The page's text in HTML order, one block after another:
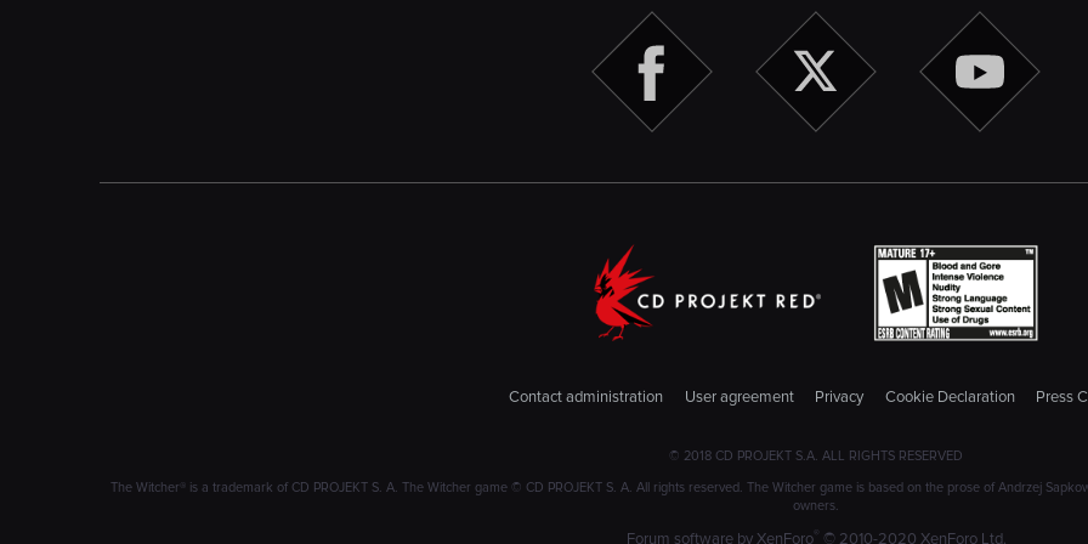
Contact administration User agreement Privacy Cookie Declaration Press
© 2018 CD PROJEKT S.A. ALL RIGHTS RESERVED
The Witcher® is a trademark of CD PROJEKT S. A. The Witcher game © CD PROJEKT S. A. All rights reserved. The Witcher game is based on the prose of Andrzej
owners.
Forum software by XenForo ® © 2010-2020 XenForo Ltd.